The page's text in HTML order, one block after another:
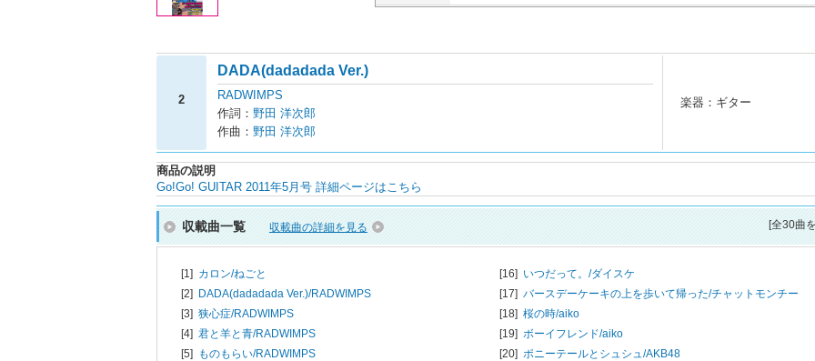
2
DADA(dadadada Ver.)
RADWIMPS
作詞： 野田 洋次郎
作曲： 野田 洋次郎
楽器：ギター
商品の説明
Go!Go! GUITAR 2011年5月号 詳細ページはこちら
収載曲一覧 収載曲の詳細を見る [全30曲
[1] カロン/ねごと
[2] DADA(dadadada Ver.)/RADWIMPS
[3] 狭心症/RADWIMPS
[4] 君と羊と青/RADWIMPS
[5] ものもらい/RADWIMPS
[16] いつだって。/ダイスケ
[17] バースデーケーキの上を歩いて帰った/チャットモンチー
[18] 桜の時/aiko
[19] ボーイフレンド/aiko
[20] ポニーテールとシュシュ/AKB48